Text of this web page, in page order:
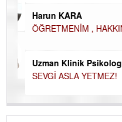
Harun KARA
ÖĞRETMENİM ,
Uzman Klinik Psikolog
SEVGİ ASLA YETMEZ!